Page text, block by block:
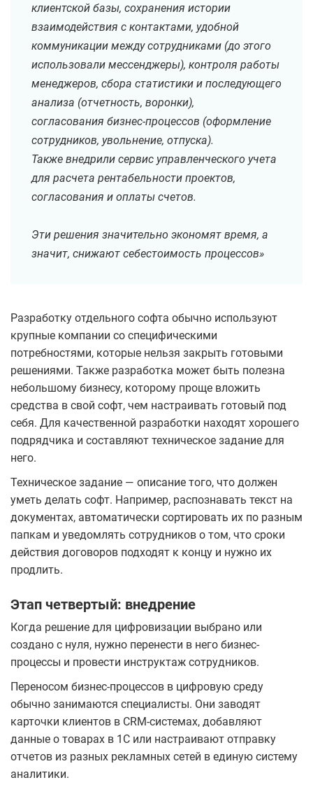
клиентской базы, сохранения истории
взаимодействия с контактами, удобной
коммуникации между сотрудниками (до этого
использовали мессенджеры), контроля работы
менеджеров, сбора статистики и последующего
анализа (отчетность, воронки),
согласования бизнес-процессов (оформление
сотрудников, увольнение, отпуска).
Также внедрили сервис управленческого учета
для расчета рентабельности проектов,
согласования и оплаты счетов.
Эти решения значительно экономят время, а
значит, снижают себестоимость процессов»
Разработку отдельного софта обычно используют
крупные компании со специфическими
потребностями, которые нельзя закрыть готовыми
решениями. Также разработка может быть полезна
небольшому бизнесу, которому проще вложить
средства в свой софт, чем настраивать готовый под
себя. Для качественной разработки находят хорошего
подрядчика и составляют техническое задание для
него.
Техническое задание — описание того, что должен
уметь делать софт. Например, распознавать текст на
документах, автоматически сортировать их по разным
папкам и уведомлять сотрудников о том, что сроки
действия договоров подходят к концу и нужно их
продлить.
Этап четвертый: внедрение
Когда решение для цифровизации выбрано или
создано с нуля, нужно перенести в него бизнес-
процессы и провести инструктаж сотрудников.
Переносом бизнес-процессов в цифровую среду
обычно занимаются специалисты. Они заводят
карточки клиентов в CRM-системах, добавляют
данные о товарах в 1С или настраивают отправку
отчетов из разных рекламных сетей в единую систему
аналитики.